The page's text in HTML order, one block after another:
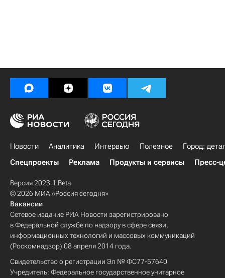
Новости Аналитика Интервью Полезное
Город:
Спецпроекты
Реклама Продукты и сервисы Пресс-
Версия 2023.1 Beta
© 2026 МИА «Россия сегодня»
Вакансии
Сетевое издание РИА Новости зарегистрировано
в Федеральной службе по надзору в сфере связи,
информационных технологий и массовых коммуникаций
(Роскомнадзор) 08 апреля 2014 года.
Свидетельство о регистрации Эл № ФС77-57640
Учредитель: Федеральное государственное унитарное